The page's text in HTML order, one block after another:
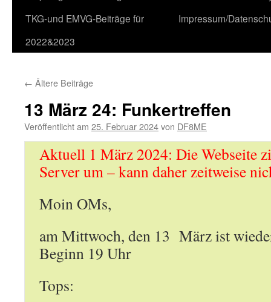
TKG-und EMVG-Beiträge für
2022&2023
Impressum/
← Ältere Beiträge
13 März 24: Funkertreffen
Veröffentlicht am 25. Februar 2024von DF8ME
Aktuell 1 März 2024: Die Webseite
Server um – kann daher zeitweise
Moin OMs,
am Mittwoch, den 13 März ist
Beginn 19 Uhr
Tops: